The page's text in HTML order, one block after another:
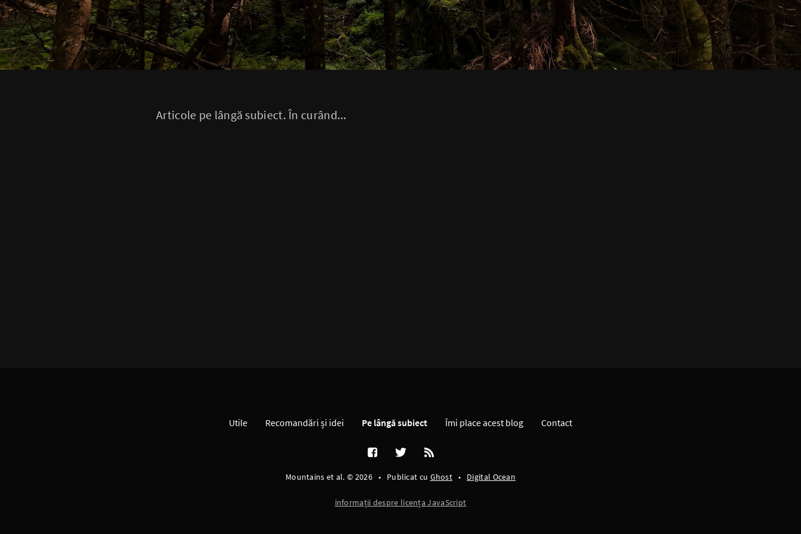
Articole pe lângă subiect. În curând...
Utile Recomandări și idei Pe lângă subiect Îmi place acest blog Contact
Mountains et al. © 2026 • Publicat cu Ghost • Digital Ocean
informații despre licența JavaScript